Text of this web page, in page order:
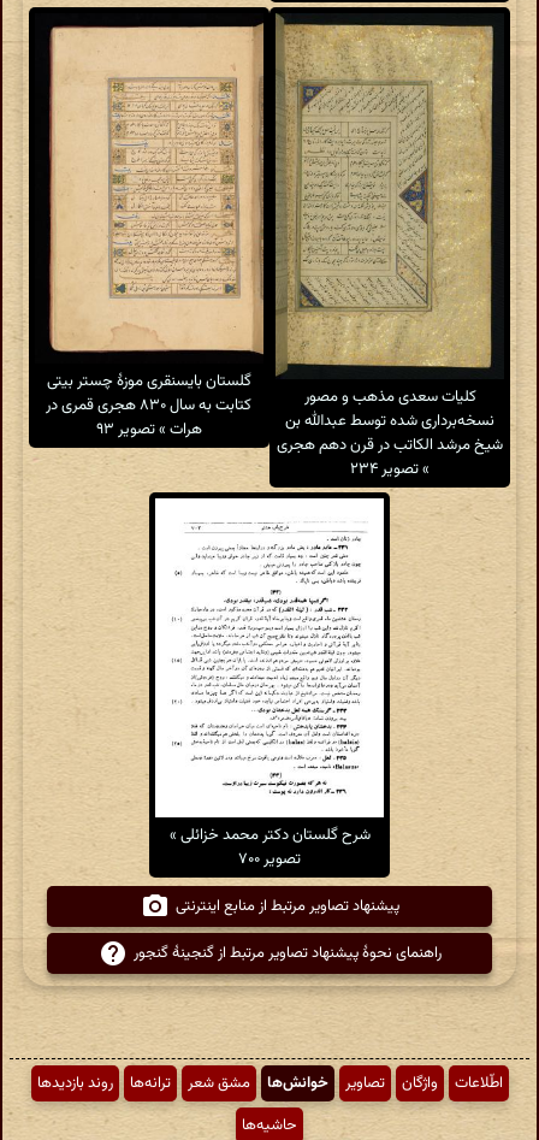
کلیات سعدی مذهب و مصور
نسخه‌برداری شده توسط عبدالله بن
شیخ مرشد الکاتب در قرن دهم هجری
» تصویر ۲۳۴
گلستان بایسنقری موزهٔ چستر بیتی
کتابت به سال ۸۳۰ هجری قمری در
هرات » تصویر ۹۳
شرح گلستان دکتر محمد خزائلی »
تصویر ۷۰۰
پیشنهاد تصاویر مرتبط از منابع اینترنتی
راهنمای نحوهٔ پیشنهاد تصاویر مرتبط از گنجینهٔ گنجور
اطّلاعات واژگان تصاویر خوانش‌ها مشق شعر ترانه‌ها
روند بازدیدها
حاشیه‌ها